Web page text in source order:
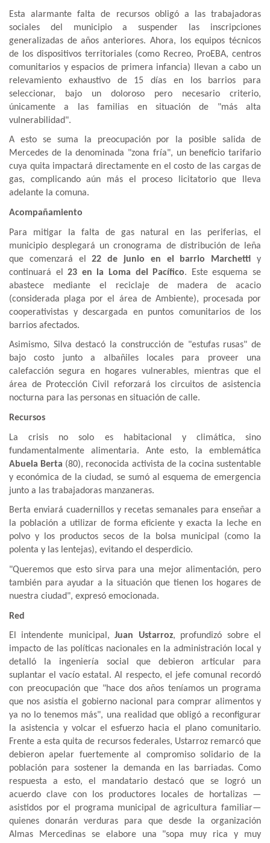
Esta alarmante falta de recursos obligó a las trabajadoras
sociales del municipio a suspender las inscripciones
generalizadas de años anteriores. Ahora, los equipos técnicos
de los dispositivos territoriales (como Recreo, ProEBA, centros
comunitarios y espacios de primera infancia) llevan a cabo un
relevamiento exhaustivo de 15 días en los barrios para
seleccionar, bajo un doloroso pero necesario criterio,
únicamente a las familias en situación de "más alta
vulnerabilidad".
A esto se suma la preocupación por la posible salida de
Mercedes de la denominada "zona fría", un beneficio tarifario
cuya quita impactará directamente en el costo de las cargas de
gas, complicando aún más el proceso licitatorio que lleva
adelante la comuna.
Acompañamiento
Para mitigar la falta de gas natural en las periferias, el
municipio desplegará un cronograma de distribución de leña
que comenzará el22 de junio en el barrio Marchetti y
continuará el23 en la Loma del Pacífico. Este esquema se
abastece mediante el reciclaje de madera de acacio
(considerada plaga por el área de Ambiente), procesada por
cooperativistas y descargada en puntos comunitarios de los
barrios afectados.
Asimismo, Silva destacó la construcción de "estufas rusas" de
bajo costo junto a albañiles locales para proveer una
calefacción segura en hogares vulnerables, mientras que el
área de Protección Civil reforzará los circuitos de asistencia
nocturna para las personas en situación de calle.
Recursos
La crisis no solo es habitacional y climática, sino
fundamentalmente alimentaria. Ante esto, la emblemática
Abuela Berta (80), reconocida activista de la cocina sustentable
y económica de la ciudad, se sumó al esquema de emergencia
junto a las trabajadoras manzaneras.
Berta enviará cuadernillos y recetas semanales para enseñar a
la población a utilizar de forma eficiente y exacta la leche en
polvo y los productos secos de la bolsa municipal (como la
polenta y las lentejas), evitando el desperdicio.
"Queremos que esto sirva para una mejor alimentación, pero
también para ayudar a la situación que tienen los hogares de
nuestra ciudad", expresó emocionada.
Red
El intendente municipal,Juan Ustarroz, profundizó sobre el
impacto de las políticas nacionales en la administración local y
detalló la ingeniería social que debieron articular para
suplantar el vacío estatal. Al respecto, el jefe comunal recordó
con preocupación que "hace dos años teníamos un programa
que nos asistía el gobierno nacional para comprar alimentos y
ya no lo tenemos más", una realidad que obligó a reconfigurar
la asistencia y volcar el esfuerzo hacia el plano comunitario.
Frente a esta quita de recursos federales, Ustarroz remarcó que
debieron apelar fuertemente al compromiso solidario de la
población para sostener la demanda en las barriadas. Como
respuesta a esto, el mandatario destacó que se logró un
acuerdo clave con los productores locales de hortalizas —
asistidos por el programa municipal de agricultura familiar—
quienes donarán verduras para que desde la organización
Almas Mercedinas se elabore una "sopa muy rica y muy